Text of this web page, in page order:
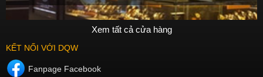
Xem tất cả cửa hàng
KẾT NỐI VỚI DQW
Fanpage Facebook